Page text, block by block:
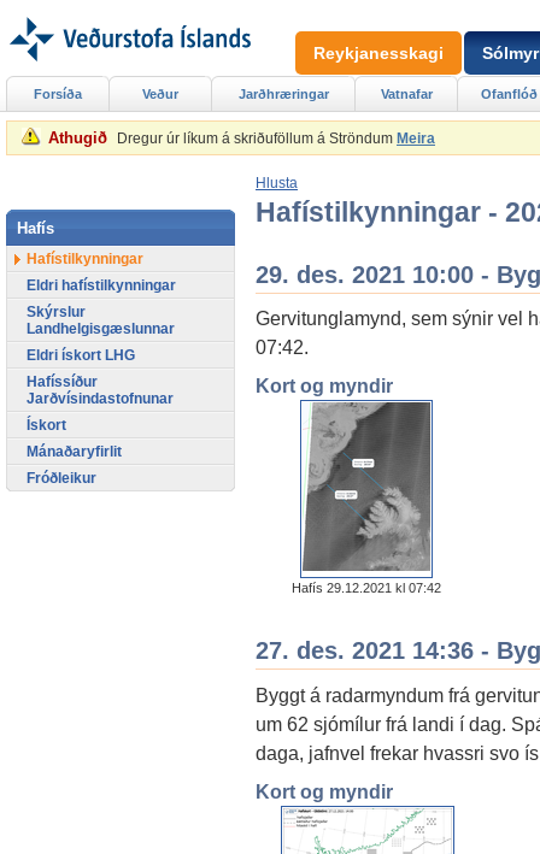
Athugið Dregur úr líkum á skriðuföllum á Ströndum Meira
Hlusta
Hafístilkynningar -
29. des. 2021 10:00 -
Gervitunglamynd, sem sýnir vel
07:42.
Kort og myndir
Hafís 29.12.2021 kl 07:42
27. des. 2021 14:36 -
Byggt á radarmyndum frá
um 62 sjómílur frá landi í dag.
daga, jafnvel frekar hvassri svo
Kort og myndir
Forsíða Veður Jarðhræringar Vatnafar Ofanflóð
Hafís
Hafístilkynningar
Eldri hafístilkynningar
Skýrslur
Landhelgisgæslunnar
Eldri ískort LHG
Hafíssíður
Jarðvísindastofnunar
Ískort
Mánaðaryfirlit
Fróðleikur
Reykjanesskagi